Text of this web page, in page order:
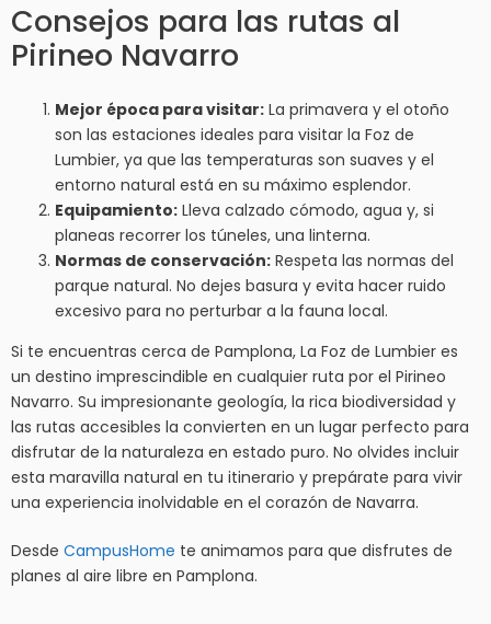
Consejos para las rutas al
Pirineo Navarro
Mejor época para visitar: La primavera y el otoño
son las estaciones ideales para visitar la Foz de
Lumbier, ya que las temperaturas son suaves y el
entorno natural está en su máximo esplendor.
Equipamiento: Lleva calzado cómodo, agua y, si
planeas recorrer los túneles, una linterna.
Normas de conservación: Respeta las normas del
parque natural. No dejes basura y evita hacer ruido
excesivo para no perturbar a la fauna local.
Si te encuentras cerca de Pamplona, La Foz de Lumbier es
un destino imprescindible en cualquier ruta por el Pirineo
Navarro. Su impresionante geología, la rica biodiversidad y
las rutas accesibles la convierten en un lugar perfecto para
disfrutar de la naturaleza en estado puro. No olvides incluir
esta maravilla natural en tu itinerario y prepárate para vivir
una experiencia inolvidable en el corazón de Navarra.
Desde CampusHome te animamos para que disfrutes de
planes al aire libre en Pamplona.